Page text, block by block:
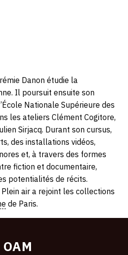
Danon étudie la
Il poursuit ensuite son
Nationale Supérieure des
les ateliers Clément Cogitore,
Sirjacq. Durant son cursus,
des installations vidéos,
et, à travers des formes
fiction et documentaire,
potentialités de récits.
air a rejoint les collections
de Paris.
OAM